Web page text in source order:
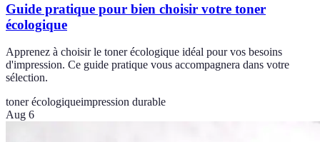
Guide pratique pour bien choisir votre toner
écologique
Apprenez à choisir le toner écologique idéal pour vos besoins
d'impression. Ce guide pratique vous accompagnera dans votre
sélection.
toner écologiqueimpression durable
Aug 6